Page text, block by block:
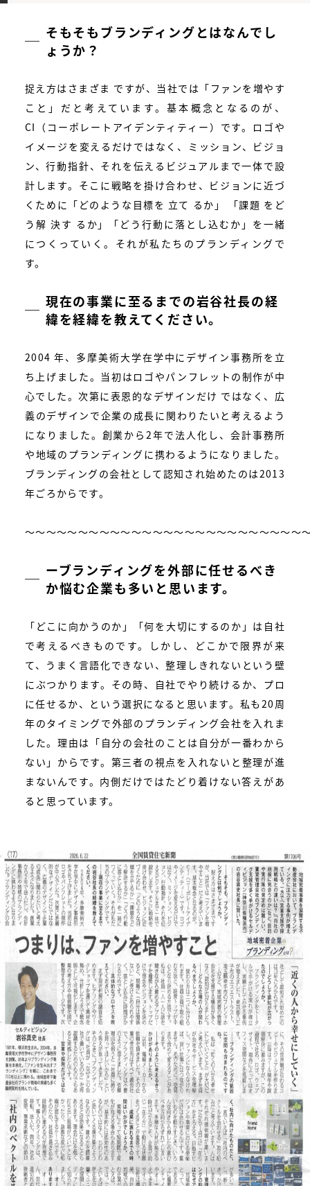
そもそもブランディングとはなんでし
ょうか？
捉え方はさまざま ですが、当社では「ファンを増やす
こと」だと考えています。基本概念となるのが、
CI（コーポレートアイデンティティー）です。ロゴや
イメージを変えるだけではなく、ミッション、ビジョ
ン、行動指針、それを伝えるビジュアルまで一体で設
計します。そこに戦略を掛け合わせ、ビジョンに近づ
くために「どのような目標を 立て るか」 「課題 をど
う解 決す るか」「どう行動に落とし込むか」を一緒
につくっていく。それが私たちのプランディングで
す。
現在の事業に至るまでの岩谷社長の経
緯を経緯を教えてください。
2004 年、多摩美術大学在学中にデザイン事務所を立
ち上げました。当初はロゴやパンフレットの制作が中
心でした。次第に表恩的なデザインだけ ではなく、広
義のデザインで企業の成長に関わりたいと考えるよう
になりました。創業から2年で法人化し、会計事務所
や地域のプランディングに携わるようになりました。
ブランディングの会社として認知され始めたのは2013
年ごろからです。
〜〜〜〜〜〜〜〜〜〜〜〜〜〜〜〜〜〜〜〜〜〜〜〜〜〜
ーブランディングを外部に任せるべき
か悩む企業も多いと思います。
「どこに向かうのか」
「何を大切にするのか」は自社
で考えるべきものです。しかし、どこかで限界が来
て、うまく言語化できない、整理しきれないという壁
にぶつかります。その時、自社でやり続けるか、プロ
に任せるか、という選択になると思います。私も20周
年のタイミングで外部のプランディング会社を入れま
した。理由は「自分の会社のことは自分が一番わから
ない」からです。第三者の視点を入れないと整理が進
まないんです。内側だけではたどり着けない答えがあ
ると思っています。